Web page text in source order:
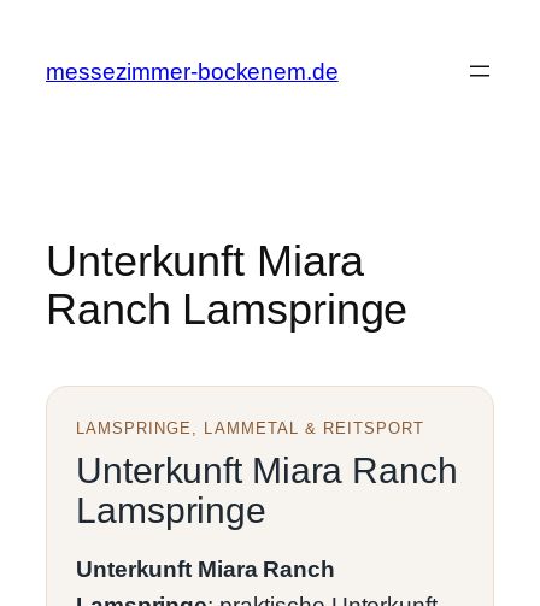
springen
messezimmer-bockenem.de
Unterkunft Miara
Ranch Lamspringe
LAMSPRINGE, LAMMETAL & REITSPORT
Unterkunft Miara Ranch
Lamspringe
Unterkunft Miara Ranch